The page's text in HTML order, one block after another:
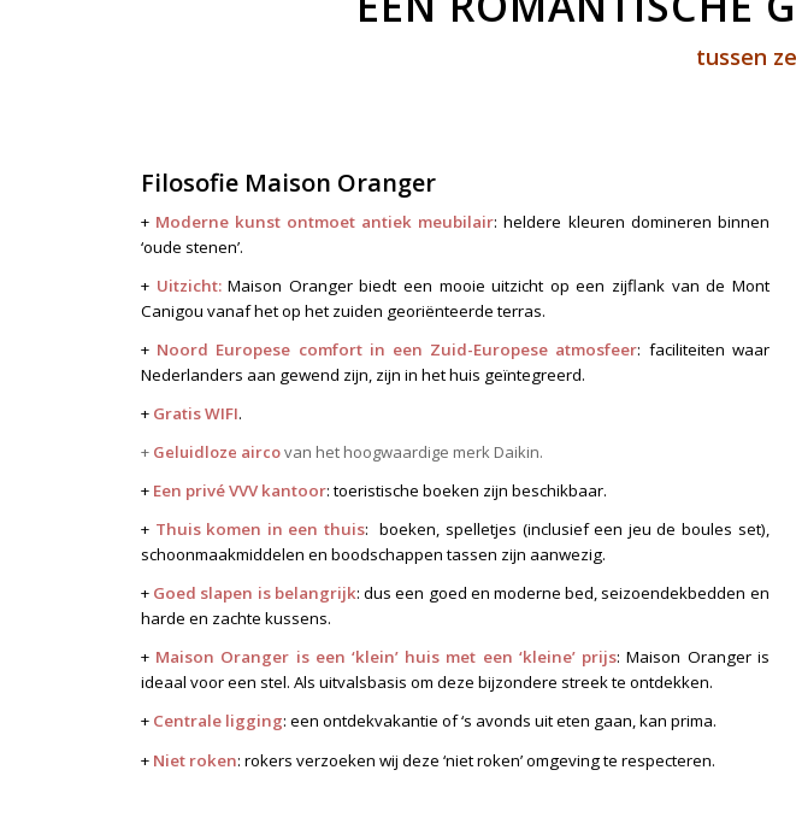
tussen
Filosofie Maison Oranger
+ Moderne kunst ontmoet antiek meubilair: heldere kleuren domineren binnen
‘oude stenen’.
+ Uitzicht:Maison Orangerbiedt een mooie uitzicht op een zijflank van de Mont
Canigou vanaf het op het zuiden georiënteerde terras.
+ Noord Europese comfort in een Zuid-Europese atmosfeer: faciliteiten waar
Nederlanders aan gewend zijn, zijn in het huis geïntegreerd.
+ Gratis WIFI.
+ Geluidloze aircovan het hoogwaardige merk Daikin.
+ Een privé VVV kantoor: toeristische boeken zijn beschikbaar.
+ Thuis komen in een thuis: boeken, spelletjes (inclusief een jeu de boules set),
schoonmaakmiddelen en boodschappen tassen zijn aanwezig.
+ Goed slapen is belangrijk: dus een goed en moderne bed, seizoendekbedden en
harde en zachte kussens.
+ Maison Oranger is een ‘klein’ huis met een ‘kleine’ prijs: Maison Oranger is
ideaal voor een stel. Als uitvalsbasis om deze bijzondere streek te ontdekken.
+ Centrale ligging: een ontdekvakantie of ‘s avonds uit eten gaan, kan prima.
+ Niet roken: rokers verzoeken wij deze ‘niet roken’ omgeving te respecteren.